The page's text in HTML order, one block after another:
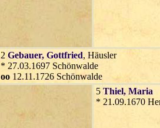
2 Gebauer, Gottfried, Häusler
* 27.03.1697 Schönwalde
oo 12.11.1726 Schönwalde
5 Thiel, Maria
* 21.09.1670